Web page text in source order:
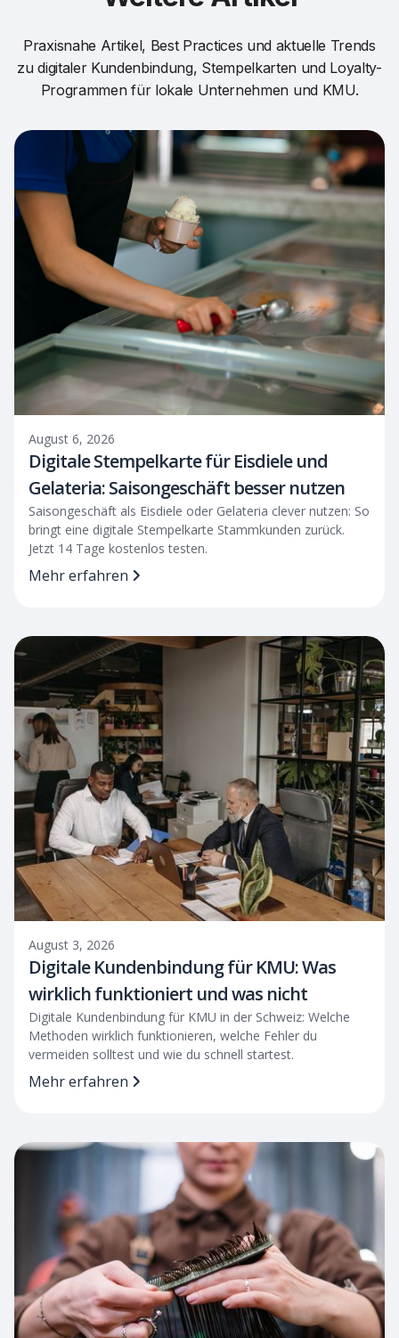
Praxisnahe Artikel, Best Practices und aktuelle Trends
zu digitaler Kundenbindung, Stempelkarten und Loyalty-
Programmen für lokale Unternehmen und KMU.
August 6, 2026
Digitale Stempelkarte für Eisdiele und
Gelateria: Saisongeschäft besser nutzen
Saisongeschäft als Eisdiele oder Gelateria clever nutzen: So
bringt eine digitale Stempelkarte Stammkunden zurück.
Jetzt 14 Tage kostenlos testen.
Mehr erfahren
August 3, 2026
Digitale Kundenbindung für KMU: Was
wirklich funktioniert und was nicht
Digitale Kundenbindung für KMU in der Schweiz: Welche
Methoden wirklich funktionieren, welche Fehler du
vermeiden solltest und wie du schnell startest.
Mehr erfahren